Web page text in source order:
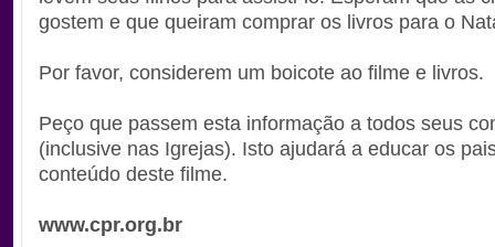
gostem e que queiram comprar os livros para o
Por favor, considerem um boicote ao filme e livros.
Peço que passem esta informação a todos seus
(inclusive nas Igrejas). Isto ajudará a educar os
conteúdo deste filme.
www.cpr.org.br